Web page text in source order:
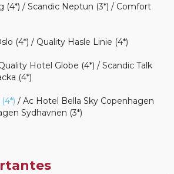
(4*) / Scandic Neptun (3*) / Comfort
(4*) / Quality Hasle Linie (4*)
Hotel Globe (4*) / Scandic Talk
(4*)
/ Ac Hotel Bella Sky Copenhagen
Sydhavnen (3*)